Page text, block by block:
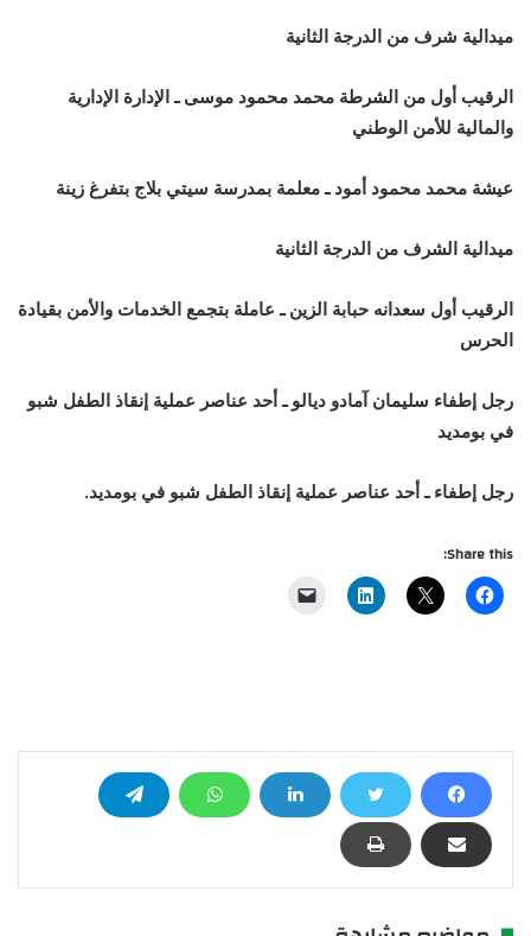
ميدالية شرف من الدرجة الثانية
الرقيب أول من الشرطة محمد محمود موسى ـ الإدارة الإدارية
والمالية للأمن الوطني
عيشة محمد محمود أمود ـ معلمة بمدرسة سيتي بلاج بتفرغ زينة
ميدالية الشرف من الدرجة الثانية
الرقيب أول سعدانه حبابة الزين ـ عاملة بتجمع الخدمات والأمن بقيادة
الحرس
رجل إطفاء سليمان آمادو ديالو ـ أحد عناصر عملية إنقاذ الطفل شبو
في بومديد
رجل إطفاء ـ أحد عناصر عملية إنقاذ الطفل شبو في بومديد.
Share this: